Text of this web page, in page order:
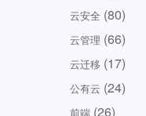
云安全 (80)
云管理 (66)
云迁移 (17)
公有云 (24)
前端 (26)